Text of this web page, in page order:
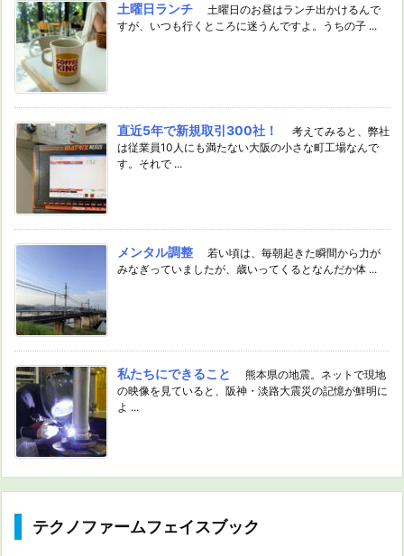
土曜日ランチ
土曜日のお昼はランチ出かけるんで
すが、いつも行くところに迷うんですよ。うちの子 ...
直近5年で新規取引300社！
考えてみると、弊社
は従業員10人にも満たない大阪の小さな町工場なんで
す。それで ...
メンタル調整
若い頃は、毎朝起きた瞬間から力が
みなぎっていましたが、歳いってくるとなんだか体 ...
私たちにできること
熊本県の地震。ネットで現地
の映像を見ていると、阪神・淡路大震災の記憶が鮮明に
よ ...
テクノファームフェイスブック